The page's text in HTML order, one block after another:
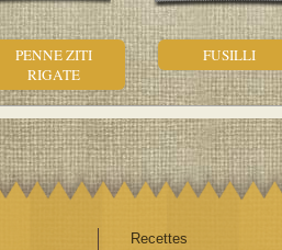
PENNE ZITI
RIGATE
FUSILLI
Recettes